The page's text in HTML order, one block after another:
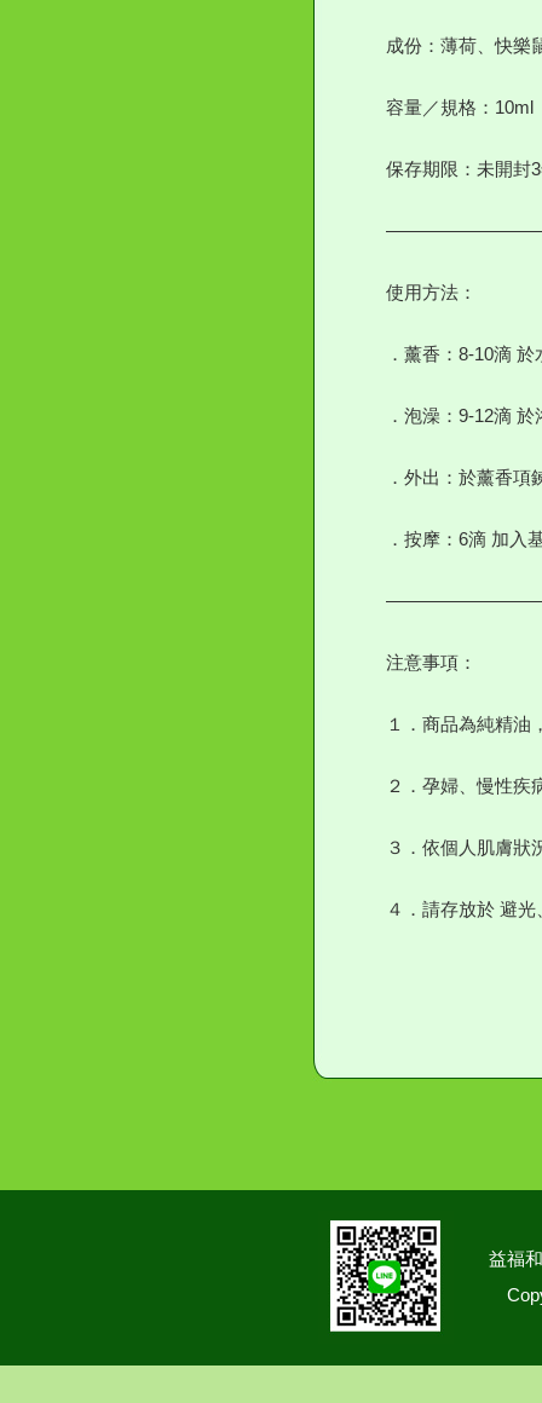
成份：薄荷、快樂
容量／規格：10ml
保存期限：未開封
使用方法：
．薰香：8-10滴
．泡澡：9-12滴
．外出：於薰香
．按摩：6滴 加入
注意事項：
１．商品為純精油
２．孕婦、慢性疾
３．依個人肌膚狀
４．請存放於 避
益福